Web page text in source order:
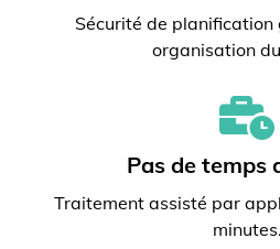
Sécurité de
organisation
Pas de temps
Traitement assisté par
minutes.